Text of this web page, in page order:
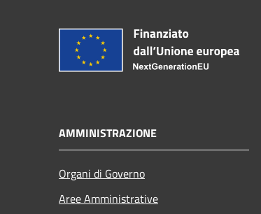
AMMINISTRAZIONE
Organi di Governo
Aree Amministrative